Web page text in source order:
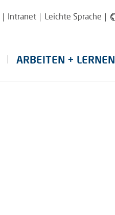
Intranet Leichte Sprache
ARBEITEN + LERNEN